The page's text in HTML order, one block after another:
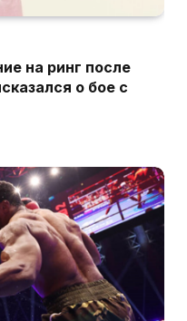
на ринг после
о бое с